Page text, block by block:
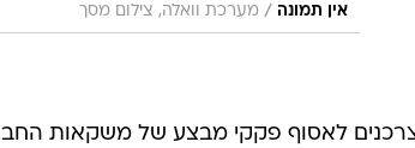
אין תמונה / מערכת וואלה, צילום מסך
לאסוף פקקי מבצע של משקאות